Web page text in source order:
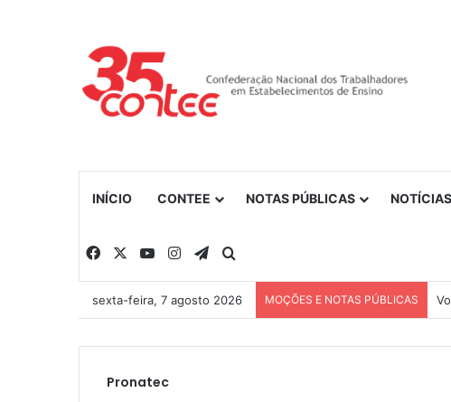
INÍCIO CONTEE NOTAS PÚBLICAS NOTÍCIAS
Facebook YouTubeInstagramTelegram
sexta-feira, 7 agosto 2026 MOÇÕES E NOTAS PÚBLICAS
Pronatec